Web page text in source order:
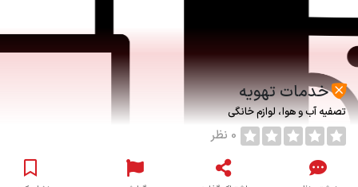
خدمات تهویه
تصفیه آب و هوا لوازم خانگی
0 نظر